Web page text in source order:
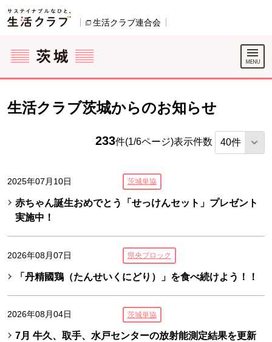
ページの先頭です。
生活クラブ連合会
ここからサイト内共通メニューです。
サイト内共通メニューをスキップする
サイト内共通メニューここまで。
生活クラブ茨城からのお知らせ
233件(1/6ページ)表示件数
2025年07月10日 茨城単協
赤ちゃん誕生おめでとう「せっけんセット」プレゼント
実施中！
2026年08月07日 県央ブロック
「丹精國鶏（たんせいくにどり）」を食べ続けよう！！
2026年08月04日 茨城単協
7月 牛久、取手、水戸センターの放射能測定結果を更新